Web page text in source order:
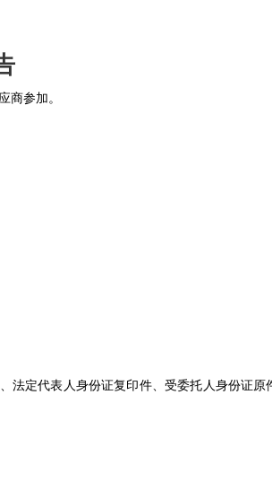
商参加。
法定代表人身份证复印件、受委托人身份证原